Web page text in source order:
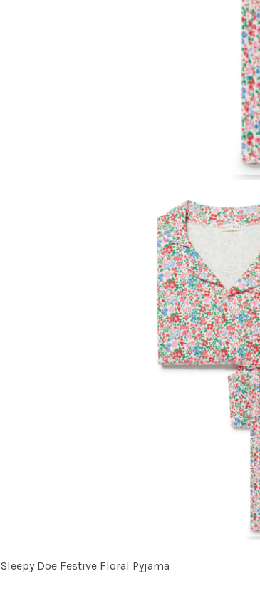
Sleepy Doe Festive Floral Pyjama